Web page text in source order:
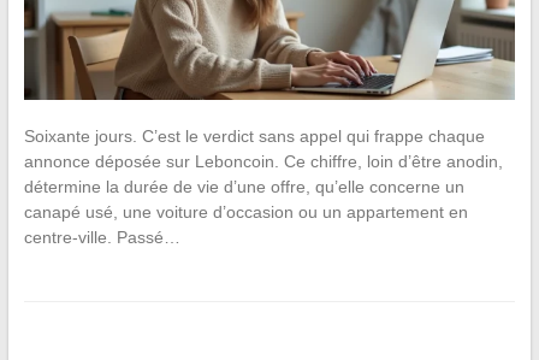
Soixante jours. C’est le verdict sans appel qui frappe chaque
annonce déposée sur Leboncoin. Ce chiffre, loin d’être anodin,
détermine la durée de vie d’une offre, qu’elle concerne un
canapé usé, une voiture d’occasion ou un appartement en
centre-ville. Passé…